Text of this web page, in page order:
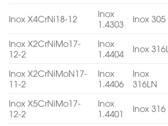
Inox X4CrNi18-12
Inox
1.4303
Inox 305
Inox X2CrNiMo17-
12-2
Inox
1.4404
Inox 316L
Inox X2CrNiMoN17-
11-2
Inox
1.4406
Inox
316LN
Inox X5CrNiMo17-
12-2
Inox
1.4401
Inox 316